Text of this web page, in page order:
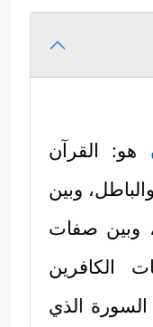
هو: القرآن
وبين
وبين صفات
الكافرين
الذي